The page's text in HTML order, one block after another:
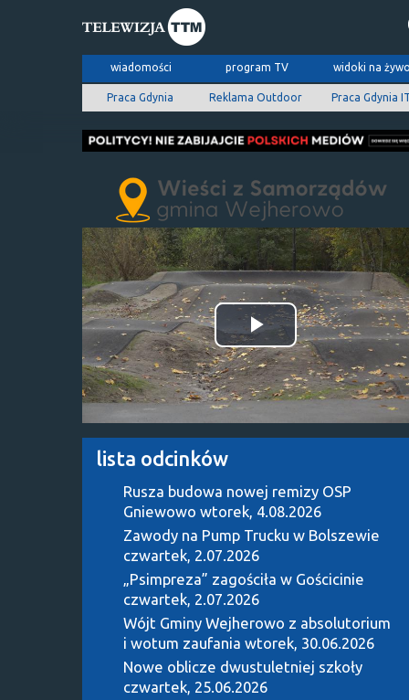
wiadomości program TV widoki na
Praca Gdynia Reklama Outdoor Praca Gdynia
Odtwórz
wideo
lista odcinków
Rusza budowa nowej remizy OSP
Gniewowo wtorek, 4.08.2026
Zawody na Pump Trucku w Bolszewie
czwartek, 2.07.2026
„Psimpreza” zagościła w Gościcinie
czwartek, 2.07.2026
Wójt Gminy Wejherowo z absolutorium
i wotum zaufania wtorek, 30.06.2026
Nowe oblicze dwustuletniej szkoły
czwartek, 25.06.2026